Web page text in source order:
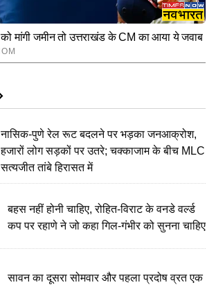
नासिक-पुणे रेल रूट बदलने पर भड़का जनआक्रोश,
हजारों लोग सड़कों पर उतरे; चक्काजाम के बीच MLC
सत्यजीत तांबे हिरासत में
बहस नहीं होनी चाहिए, रोहित-विराट के वनडे वर्ल्ड
कप पर रहाणे ने जो कहा गिल-गंभीर को सुनना चाहिए
सावन का दूसरा सोमवार और पहला प्रदोष व्रत एक